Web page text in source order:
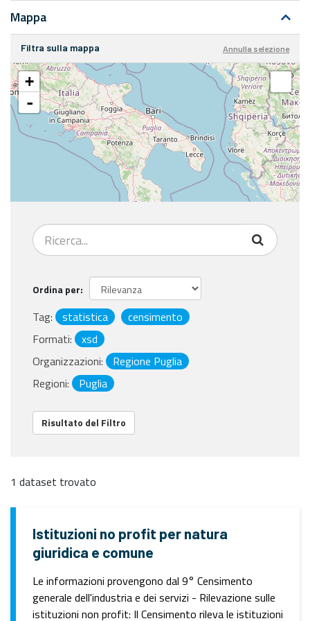
Mappa
Filtra sulla mappa Annulla selezione
+
-
Ordina per
Tag: statistica
censimento
Formati:
xsd
Organizzazioni:
Regione Puglia
Regioni:
Puglia
Risultato del Filtro
1 dataset trovato
Istituzioni no profit per natura
giuridica e comune
Le informazioni provengono dal 9° Censimento
generale dell'industria e dei servizi - Rilevazione sulle
istituzioni non profit: Il Censimento rileva le istituzioni